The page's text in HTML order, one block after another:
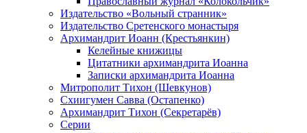
Издательство «Вольный странник»
Издательство Сретенского монастыря
Архимандрит Иоанн (Крестьянкин)
Келейные книжицы
Цитатники архимандрита Иоанна
Записки архимандрита Иоанна
Митрополит Тихон (Шевкунов)
Схиигумен Савва (Остапенко)
Архимандрит Тихон (Секретарёв)
Серии